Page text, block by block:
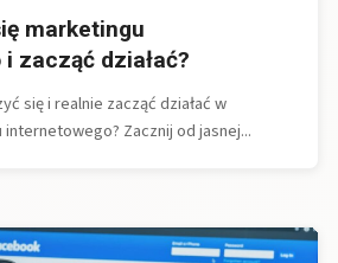
marketingu
zacząć działać?
się i realnie zacząć działać w
Zacznij od jasnej...